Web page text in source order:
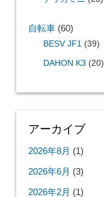
自転車(60)
BESV JF1(39)
DAHON K3 (20)
アーカイブ
2026年8月 (1)
2026年6月 (3)
2026年2月 (1)